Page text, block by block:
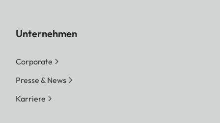
Unternehmen
Corporate
Presse & News
Karriere